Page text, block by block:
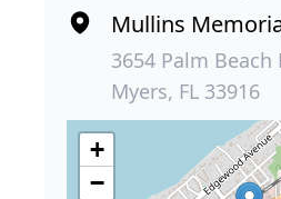
Mullins
3654 Palm
Myers, FL 33916
+
−